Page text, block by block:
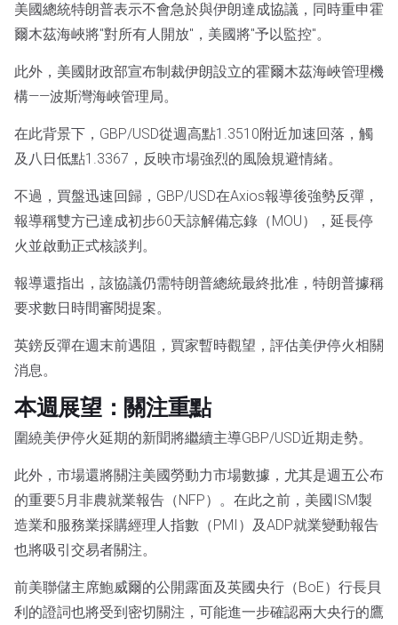
美國總統特朗普表示不會急於與伊朗達成協議，同時重申霍
爾木茲海峽將"對所有人開放"，美國將"予以監控"。
此外，美國財政部宣布制裁伊朗設立的霍爾木茲海峽管理機
構——波斯灣海峽管理局。
在此背景下，GBP/USD從週高點1.3510附近加速回落，觸
及八日低點1.3367，反映市場強烈的風險規避情緒。
不過，買盤迅速回歸，GBP/USD在Axios報導後強勢反彈，
報導稱雙方已達成初步60天諒解備忘錄（MOU），延長停
火並啟動正式核談判。
報導還指出，該協議仍需特朗普總統最終批准，特朗普據稱
要求數日時間審閱提案。
英鎊反彈在週末前遇阻，買家暫時觀望，評估美伊停火相關
消息。
本週展望：關注重點
圍繞美伊停火延期的新聞將繼續主導GBP/USD近期走勢。
此外，市場還將關注美國勞動力市場數據，尤其是週五公布
的重要5月非農就業報告（NFP）。在此之前，美國ISM製
造業和服務業採購經理人指數（PMI）及ADP就業變動報告
也將吸引交易者關注。
前美聯儲主席鮑威爾的公開露面及英國央行（BoE）行長貝
利的證詞也將受到密切關注，可能進一步確認兩大央行的鷹